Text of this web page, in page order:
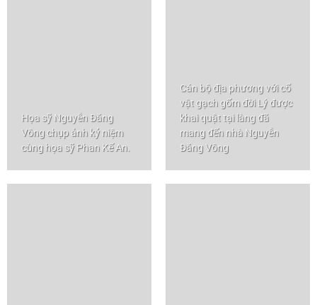
Họa sỹ Nguyễn Đăng
Vông chụp ảnh kỷ niệm
cùng họa sỹ Phan Kế An.
Cán bộ địa phương với cổ
vật gạch gốm đời Lý được
khai quật tại làng đã
mang đến nhà Nguyễn
Đăng Vông